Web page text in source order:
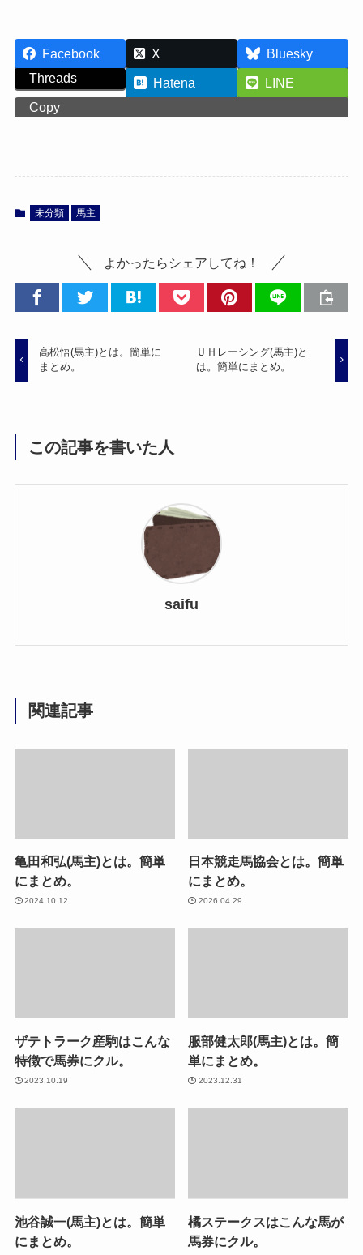
Facebook X
Bluesky
Threads
Hatena
LINE
Copy
未分類 馬主
よかったらシェアしてね！
高松悟(馬主)とは。簡単に
まとめ。
ＵＨレーシング(馬主)と
は。簡単にまとめ。
この記事を書いた人
saifu
関連記事
亀田和弘(馬主)とは。簡単
にまとめ。
2024.10.12
日本競走馬協会とは。簡単
にまとめ。
2026.04.29
ザテトラーク産駒はこんな
特徴で馬券にクル。
2023.10.19
服部健太郎(馬主)とは。簡
単にまとめ。
2023.12.31
池谷誠一(馬主)とは。簡単
にまとめ。
橘ステークスはこんな馬が
馬券にクル。